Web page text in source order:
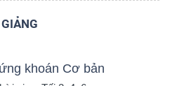
khoán Cơ bản